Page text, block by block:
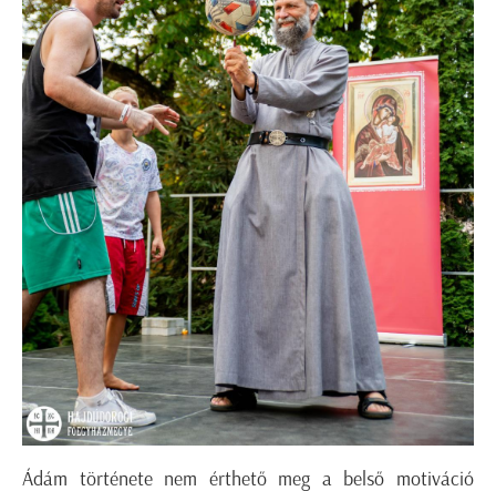
Ádám története nem érthető meg a belső motiváció